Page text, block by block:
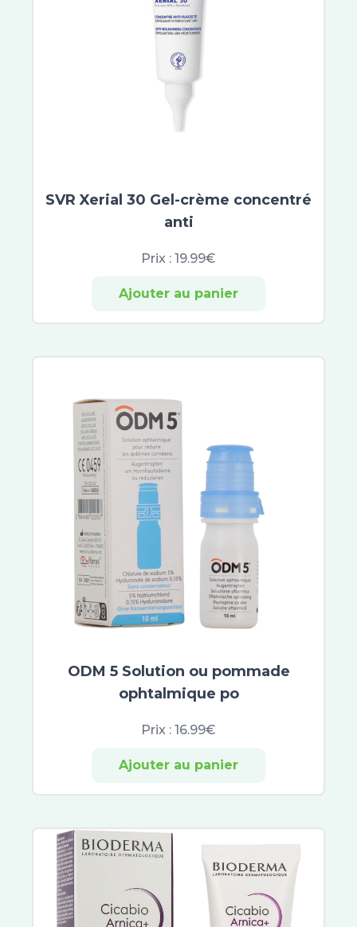
SVR Xerial 30 Gel-crème concentré
anti
Prix : 19.99€
Ajouter au panier
ODM 5 Solution ou pommade
ophtalmique po
Prix : 16.99€
Ajouter au panier